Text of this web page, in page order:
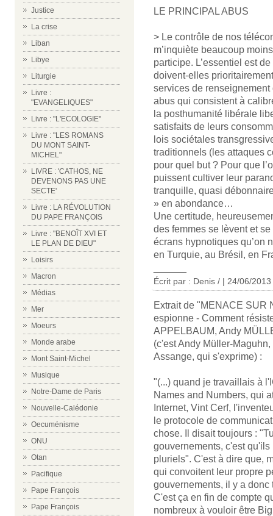
Justice
La crise
Liban
Libye
Liturgie
Livre :
"EVANGELIQUES"
Livre : "L'ECOLOGIE"
Livre : "LES ROMANS
DU MONT SAINT-
MICHEL"
LIVRE : 'CATHOS, NE
DEVENONS PAS UNE
SECTE'
Livre : LA RÉVOLUTION
DU PAPE FRANÇOIS
Livre : "BENOÎT XVI ET
LE PLAN DE DIEU"
Loisirs
Macron
Médias
Mer
Moeurs
Monde arabe
Mont Saint-Michel
Musique
Notre-Dame de Paris
Nouvelle-Calédonie
Oecuménisme
ONU
Otan
Pacifique
Pape François
Pape François
LE PRINCIPAL ABUS
> Le contrôle de nos
m’inquiète beaucoup
participe. L’essentiel est
doivent-elles
services de
abus qui consistent à
la posthumanité libérale
satisfaits de leurs
lois sociétales
traditionnels (les attaques
pour quel but ? Pour que
puissent cultiver leur
tranquille, quasi
» en abondance…
Une certitude,
des femmes se lèvent et
écrans hypnotiques qu’on
en Turquie, au Brésil, en
Écrit par : Denis / | 24/06/2013
Extrait de "MENACE SUR
espionne - Comment
APPELBAUM, Andy
(c'est Andy Müller-
Assange, qui s'exprime) :
"(...) quand je travaillais à
Names and Numbers, qui
Internet, Vint Cerf,
le protocole de
chose. Il disait toujours :
gouvernements, c'est
pluriels". C'est à dire que,
qui convoitent leur propre
gouvernements, il y a
C'est ça en fin de compte
nombreux à vouloir être